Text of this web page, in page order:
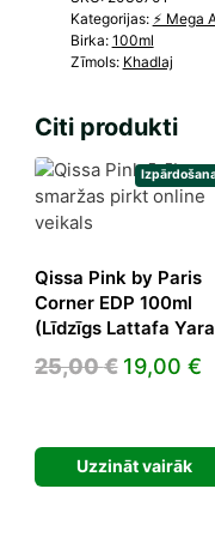
Kategorijas: ⚡️ Mega
Birka: 100ml
Zīmols: Khadlaj
Citi produkti
Qissa Pink by Paris
Corner EDP 100ml
(Līdzīgs Lattafa
25,00€ Original
25,00 €.
19,00 €
Uzzināt vairāk